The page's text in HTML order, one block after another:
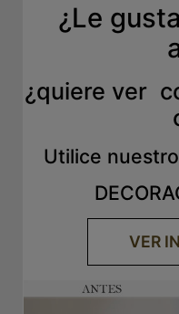
¿Le
¿quiere ver
Utilice
VER